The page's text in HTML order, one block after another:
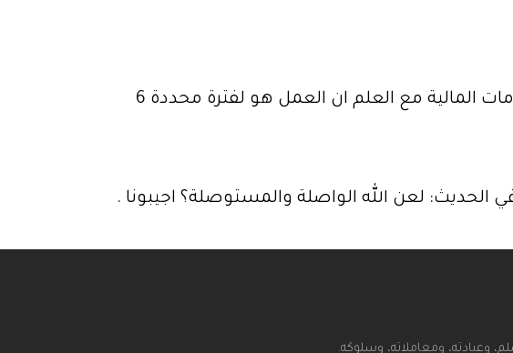
السلام عليكم ما حكم العمل لدى مؤسسة متخصصة في مجال الإقراض والخدمات المالية مع العلم ان العمل هو لفترة محددة 6
الحديث: لعن الله الواصلة والمستوصلة؟ اجيبونا .
وعبادته، ومعاملاته، وسلوكه.